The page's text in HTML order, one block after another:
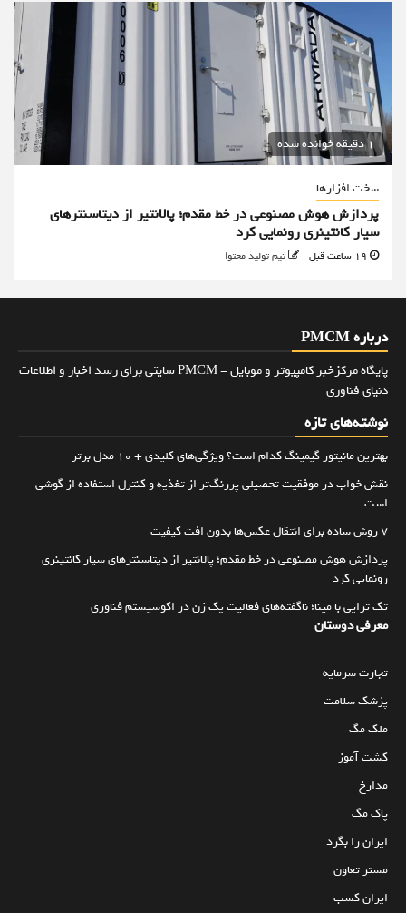
1 دقیقه خوانده شده
سخت افزارها
پردازش هوش مصنوعی در خط مقدم؛ پالانتیر از دیتاسنترهای
سیار کانتینری رونمایی کرد
تیم تولید محتوا
درباره PMCM
پایگاه مرکزخبر کامپیوتر و موبایل - PMCM سایتی برای رسد اخبار و اطلاعات
دنیای فناوری
نوشته‌های تازه
بهترین مانیتور گیمینگ کدام است؟ ویژگی‌های کلیدی + 10 مدل برتر
نقش خواب در موفقیت تحصیلی پررنگ‌تر از تغذیه و کنترل استفاده از گوشی
است
۷ روش ساده برای انتقال عکس‌ها بدون افت کیفیت
پردازش هوش مصنوعی در خط مقدم؛ پالانتیر از دیتاسنترهای سیار کانتینری
رونمایی کرد
تک تراپی با مینا؛ ناگفته‌های فعالیت یک زن در اکوسیستم فناوری
معرفی دوستان
تجارت سرمایه
پزشک سلامت
ملک مگ
کشت آموز
مدارخ
پاک مگ
ایران را بگرد
مستر تعاون
ایران کسب